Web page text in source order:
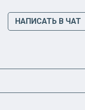
НАПИСАТЬ В ЧАТ